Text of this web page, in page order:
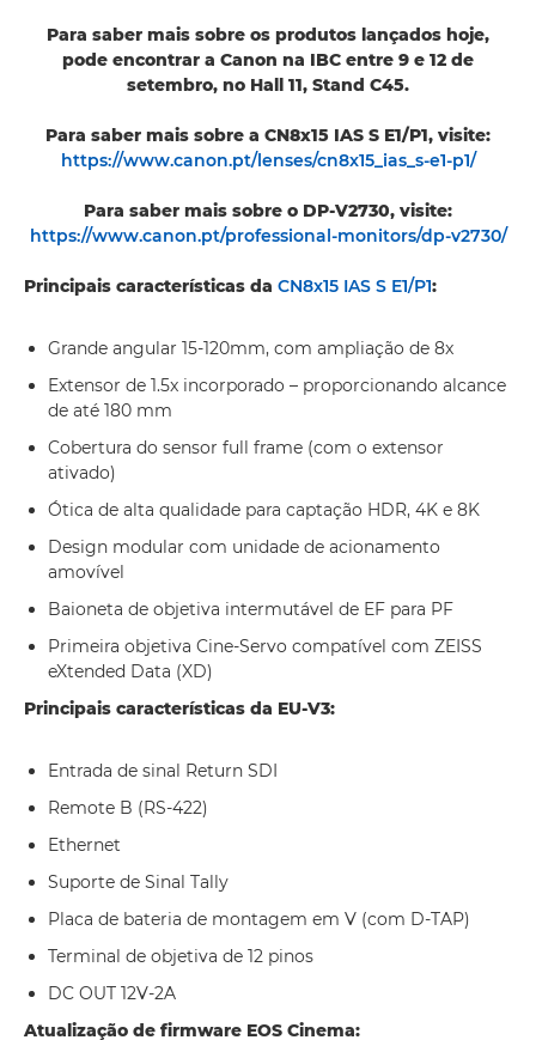
Para saber mais sobre os produtos lançados hoje,
pode encontrar a Canon na IBC entre 9 e 12 de
setembro, no Hall 11, Stand C45.
Para saber mais sobre a CN8x15 IAS S E1/P1, visite:
https://www.canon.pt/lenses/cn8x15_ias_s-e1-p1/
Para saber mais sobre o DP-V2730, visite:
https://www.canon.pt/professional-monitors/dp-v2730/
Principais características da CN8x15 IAS S E1/P1:
Grande angular 15-120mm, com ampliação de 8x
Extensor de 1.5x incorporado – proporcionando alcance
de até 180 mm
Cobertura do sensor full frame (com o extensor
ativado)
Ótica de alta qualidade para captação HDR, 4K e 8K
Design modular com unidade de acionamento
amovível
Baioneta de objetiva intermutável de EF para PF
Primeira objetiva Cine-Servo compatível com ZEISS
eXtended Data (XD)
Principais características da EU-V3:
Entrada de sinal Return SDI
Remote B (RS-422)
Ethernet
Suporte de Sinal Tally
Placa de bateria de montagem em V (com D-TAP)
Terminal de objetiva de 12 pinos
DC OUT 12V-2A
Atualização de firmware EOS Cinema: